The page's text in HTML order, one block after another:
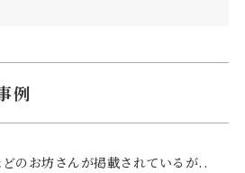
例
のお坊さんが掲載されているが..